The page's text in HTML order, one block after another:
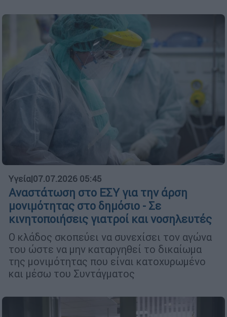
Υγεία|07.07.2026 05:45
Αναστάτωση στο ΕΣΥ για την άρση
μονιμότητας στο δημόσιο - Σε
κινητοποιήσεις γιατροί και νοσηλευτές
Ο κλάδος σκοπεύει να συνεχίσει τον αγώνα
του ώστε να μην καταργηθεί το δικαίωμα
της μονιμότητας που είναι κατοχυρωμένο
και μέσω του Συντάγματος